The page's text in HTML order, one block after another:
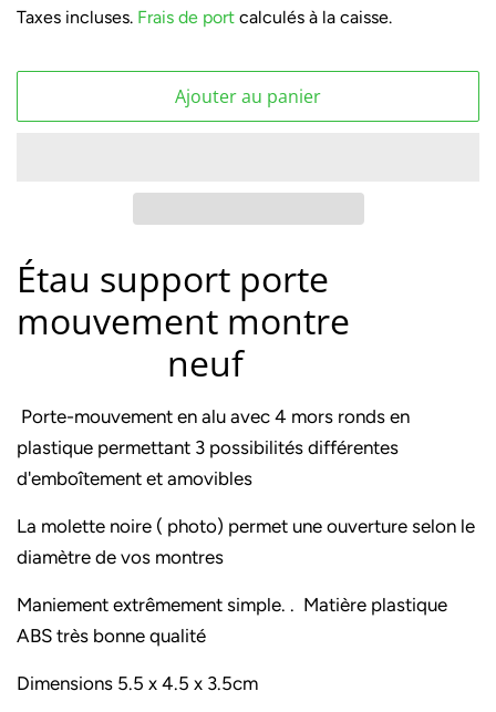
Taxes incluses. Frais de port calculés à la caisse.
Ajouter au panier
Étau support porte
mouvement montre
neuf
Porte-mouvement en alu avec 4 mors ronds en
plastique permettant 3 possibilités différentes
d'emboîtement et amovibles
La molette noire ( photo) permet une ouverture selon le
diamètre de vos montres
Maniement extrêmement simple. . Matière plastique
ABS très bonne qualité
Dimensions 5.5 x 4.5 x 3.5cm